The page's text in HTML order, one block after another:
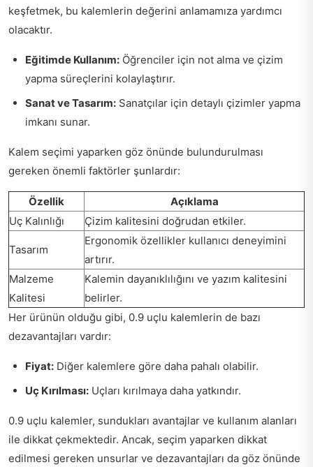
keşfetmek, bu kalemlerin değerini anlamamıza yardımcı
olacaktır.
Eğitimde Kullanım: Öğrenciler için not alma ve çizim
yapma süreçlerini kolaylaştırır.
Sanat ve Tasarım: Sanatçılar için detaylı çizimler yapma
imkanı sunar.
Kalem seçimi yaparken göz önünde bulundurulması
gereken önemli faktörler şunlardır:
Özellik
Açıklama
Uç Kalınlığı
Çizim kalitesini doğrudan etkiler.
Tasarım
Ergonomik özellikler kullanıcı deneyimini
artırır.
Malzeme
Kalitesi
Kalemin dayanıklılığını ve yazım kalitesini
belirler.
Her ürünün olduğu gibi, 0.9 uçlu kalemlerin de bazı
dezavantajları vardır:
Fiyat: Diğer kalemlere göre daha pahalı olabilir.
Uç Kırılması: Uçları kırılmaya daha yatkındır.
0.9 uçlu kalemler, sundukları avantajlar ve kullanım alanları
ile dikkat çekmektedir. Ancak, seçim yaparken dikkat
edilmesi gereken unsurlar ve dezavantajları da göz önünde